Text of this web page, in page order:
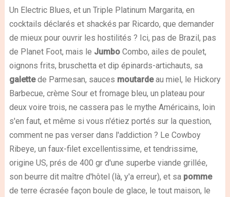
Un Electric Blues, et un Triple Platinum Margarita, en
cocktails déclarés et shackés par Ricardo, que demander
de mieux pour ouvrir les hostilités ? Ici, pas de Brazil, pas
de Planet Foot, mais le JumboCombo, ailes de poulet,
oignons frits, bruschetta et dip épinards-artichauts, sa
galettede Parmesan, sauces moutardeau miel, le Hickory
Barbecue, crème Sour et fromage bleu, un plateau pour
deux voire trois, ne cassera pas le mythe Américains, loin
s'en faut, et même si vous n'étiez portés sur la question,
comment ne pas verser dans l'addiction ? Le Cowboy
Ribeye, un faux-filet excellentissime, et tendrissime,
origine US, prés de 400 gr d'une superbe viande grillée,
son beurre dit maître d'hôtel (là, y'a erreur), et sa pomme
de terre écrasée façon boule de glace, le tout maison, le